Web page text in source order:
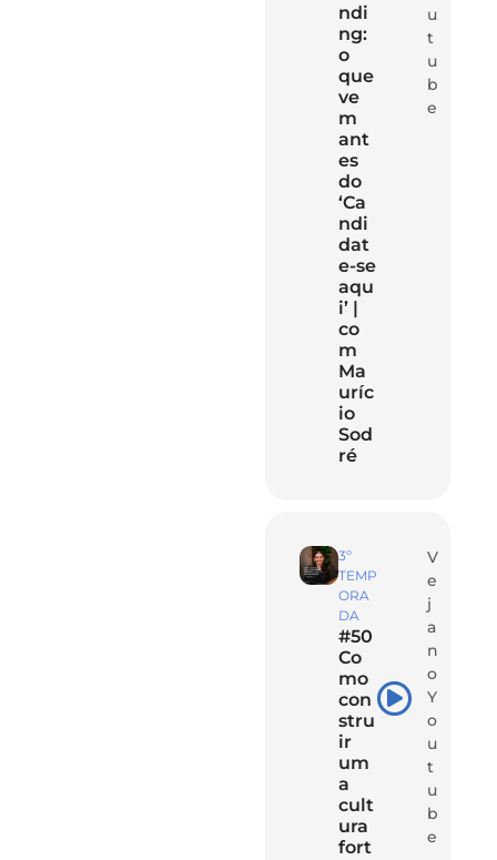
ndi
ng:
o
que
ve
m
ant
es
do
‘Ca
ndi
dat
e-se
aqu
i’ |
co
m
Ma
uríc
io
Sod
ré
u
t
u
b
e
3º
TEMP
ORA
DA
#50
Co
mo
con
stru
ir
um
a
cult
ura
fort
V
e
j
a
n
o
Y
o
u
t
u
b
e